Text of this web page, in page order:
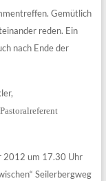
Gemütlich
reden. Ein
nach Ende der
2012 um 17.30 Uhr
Seilerbergweg